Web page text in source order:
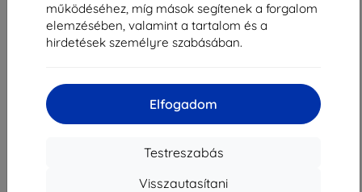
működéséhez, míg mások segítenek a forgalom
elemzésében, valamint a tartalom és a
hirdetések személyre szabásában.
Elfogadom
Testreszabás
Visszautasítani
Shield-Sk s.r.o.
Rudolf Mocka utca 3750/2A
Cégjegyzékszám:46701494
ÁFA-azonosító:
SK2023549671